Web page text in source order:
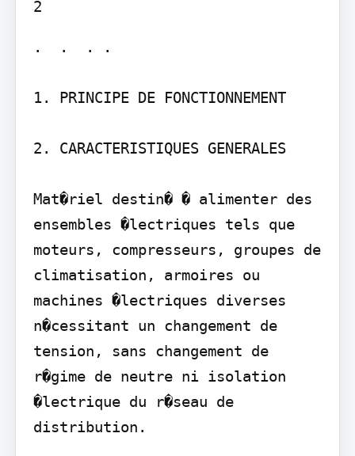
.  .  . .
1. PRINCIPE DE FONCTIONNEMENT
2. CARACTERISTIQUES GENERALES
Mat�riel destin� � alimenter des
ensembles �lectriques tels que
moteurs, compresseurs, groupes de
climatisation, armoires ou
machines �lectriques diverses
n�cessitant un changement de
tension, sans changement de
r�gime de neutre ni isolation
�lectrique du r�seau de
distribution.